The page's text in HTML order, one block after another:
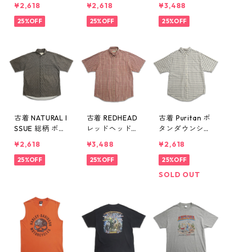
ングス ファン
向け ジョークT
記：L gd409
909n w60628
¥2,618
25%OFF
l Center Mid At
lantic プリント
409908n w60
628
¥2,618
25%OFF
レーヨン 半袖
シャツ ボック
907n w60628
¥3,488
25%OFF
古着 NATURAL I
SSUE 総柄 ボタ
半袖シャツ 表
記：L gd409
¥2,618
25%OFF
古着 REDHEAD
レッドヘッド
ャツ 半袖シャ
ツ チェック 表
¥3,488
25%OFF
古着 Puritan ボ
タンダウンシャ
チェック 表
記：L gd409
904n w60628
¥2,618
25%OFF
SOLD OUT